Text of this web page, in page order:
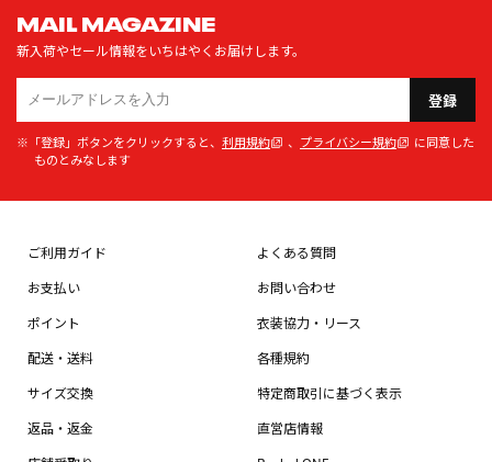
MAIL MAGAZINE
新入荷やセール情報をいちはやくお届けします。
登録
※「登録」ボタンをクリックすると、 利用規約 、 プライバシー規約
に同意した
ものとみなします
ご利用ガイド
お支払い
ポイント
配送・送料
サイズ交換
返品・返金
よくある質問
お問い合わせ
衣装協力・リース
各種規約
特定商取引に基づく表示
直営店情報